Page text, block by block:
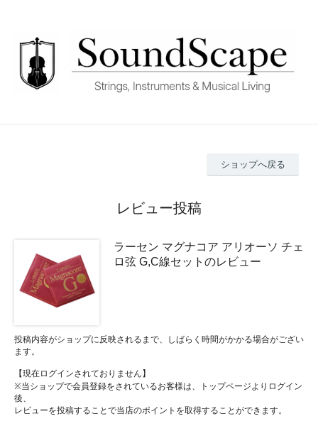
ショップへ戻る
レビュー投稿
ラーセン マグナコア アリオーソ チェ
ロ弦 G,C線セットのレビュー
投稿内容がショップに反映されるまで、しばらく時間がかかる場合がござい
ます。
【現在ログインされておりません】
※当ショップで会員登録をされているお客様は、トップページよりログイン
後、
レビューを投稿することで当店のポイントを取得することができます。